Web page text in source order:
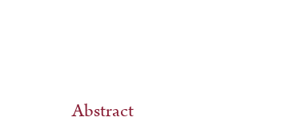
Abstract